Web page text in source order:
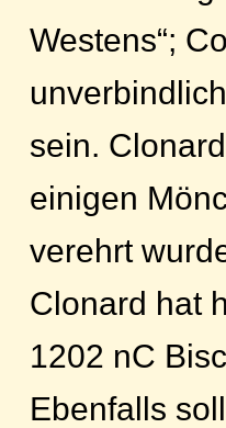
Westens“;
sein.
einigen
verehrt
Clonard hat
1202 nC
Ebenfalls